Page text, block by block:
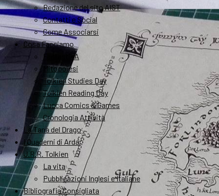
Redazione del sito AIST
Contatti e Social
Come Associarsi
Cosa Facciamo
FantastikA
Mitopoiesi
Tolkien Studies Day
Tolkien Reading Day
Lucca Comics & Games
Cronologia Attività
La Tana del Drago
I Quaderni di Arda
J.R.R. Tolkien
La vita
Pubblicazioni Inglesi e Italiane
Bibliografia Consigliata